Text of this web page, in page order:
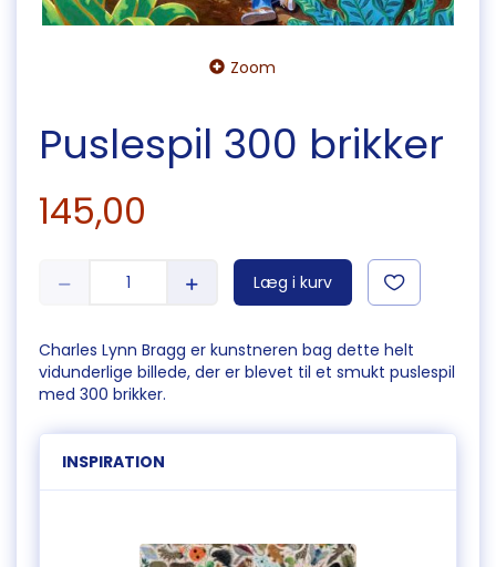
Zoom
Puslespil 300 brikker
145,00
Læg i kurv
Charles Lynn Bragg er kunstneren bag dette helt
vidunderlige billede, der er blevet til et smukt puslespil
med 300 brikker.
INSPIRATION